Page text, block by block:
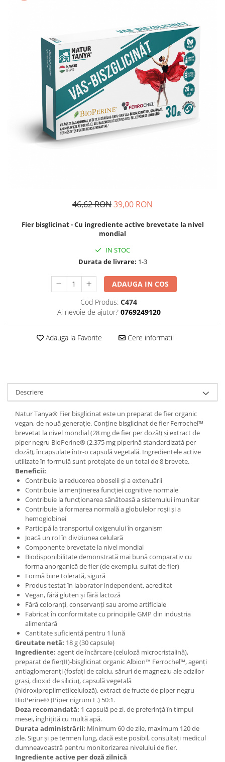
HERBAL SWISS
HERBARIA
HERBIOVIT
HERBS OF HEAVEN
LOT OF HERB
Nature Cookta
46,62 RON39,00 RON
Fier bisglicinat - Cu ingrediente active brevetate la nivel
mondial
IN STOC
Durata de livrare: 1-3
ADAUGA IN COS
Cod Produs: C474
Ai nevoie de ajutor? 0769249120
Adauga la Favorite Cere informatii
Descriere
Natur Tanya® Fier bisglicinat este un preparat de fier organic
vegan, de nouă generație. Conține bisglicinat de fier Ferrochel™
brevetat la nivel mondial (28 mg de fier per doză!) și extract de
piper negru BioPerine® (2,375 mg piperină standardizată per
doză!), încapsulate într-o capsulă vegetală. Ingredientele active
utilizate în formulă sunt protejate de un total de 8 brevete.
Beneficii:
Contribuie la reducerea oboselii și a extenuării
Contribuie la menținerea funcției cognitive normale
Contribuie la funcționarea sănătoasă a sistemului imunitar
Contribuie la formarea normală a globulelor roșii și a
hemoglobinei
Participă la transportul oxigenului în organism
Joacă un rol în diviziunea celulară
Componente brevetate la nivel mondial
Biodisponibilitate demonstrată mai bună comparativ cu
forma anorganică de fier (de exemplu, sulfat de fier)
Formă bine tolerată, sigură
Produs testat în laborator independent, acreditat
Vegan, fără gluten și fără lactoză
Fără coloranți, conservanți sau arome artificiale
Fabricat în conformitate cu principiile GMP din industria
alimentară
Cantitate suficientă pentru 1 lună
Greutate netă: 18 g (30 capsule)
Ingrediente: agent de încărcare (celuloză microcristalină),
preparat de fier(II)-bisglicinat organic Albion™ Ferrochel™, agenți
antiaglomeranți (fosfați de calciu, săruri de magneziu ale acizilor
grași, dioxid de siliciu), capsulă vegetală
(hidroxipropilmetilceluloză), extract de fructe de piper negru
BioPerine® (Piper nigrum L.) 50:1.
Doza recomandată: 1 capsulă pe zi, de preferință în timpul
mesei, înghițită cu multă apă.
Durata administrării: Minimum 60 de zile, maximum 120 de
zile. Sigur și pe termen lung, dacă este posibil, consultați medicul
dumneavoastră pentru monitorizarea nivelului de fier.
Ingrediente active per doză zilnică